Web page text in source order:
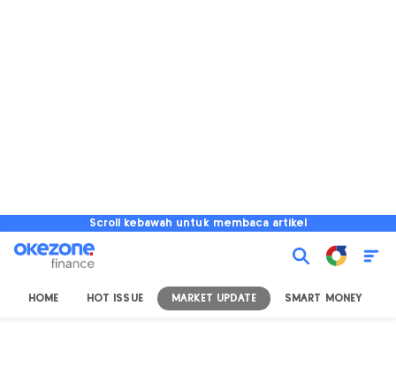
Scroll kebawah untuk membaca artikel
HOME HOT ISSUE MARKET UPDATE SMART MONEY